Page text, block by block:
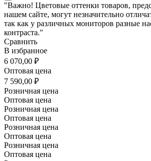
"Важно! Цветовые оттенки товаров,
нашем сайте, могут незначительно
так как у различных мониторов разные
контраста."
Сравнить
В избранное
6 070,00 ₽
Оптовая цена
7 590,00 ₽
Розничная цена
Оптовая цена
Розничная цена
Оптовая цена
Розничная цена
Оптовая цена
Розничная цена
Оптовая цена